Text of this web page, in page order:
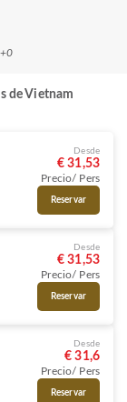
de Vietnam
Desde
€ 31,53
Precio/ Pers
Reservar
Desde
€ 31,53
Precio/ Pers
Reservar
Desde
€ 31,6
Precio/ Pers
Reservar